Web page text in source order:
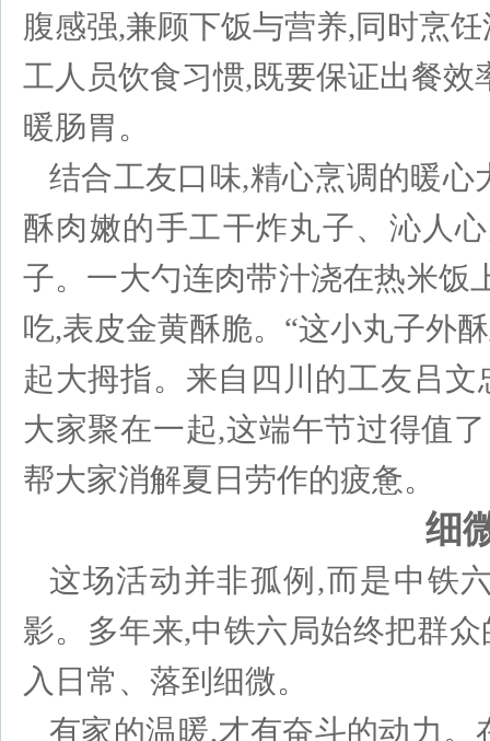
腹感强,兼顾下饭与营养,同时烹
工人员饮食习惯,既要保证出餐
暖肠胃。
结合工友口味,精心烹调的暖
酥肉嫩的手工干炸丸子、沁人
子。一大勺连肉带汁浇在热米饭
吃,表皮金黄酥脆。“这小丸子外
起大拇指。来自四川的工友吕
大家聚在一起,这端午节过得值
帮大家消解夏日劳作的疲惫。
细
这场活动并非孤例,而是中铁
影。多年来,中铁六局始终把群
入日常、落到细微。
有家的温暖,才有奋斗的动力